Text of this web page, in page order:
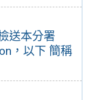
送本分署
，以下 簡稱